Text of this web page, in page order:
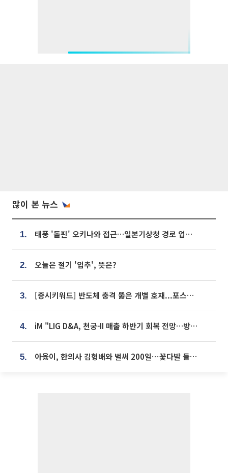
많이 본 뉴스
1. 태풍 '돌핀' 오키나와 접근…일본기상청 경로 업데이트
2. 오늘은 절기 '입추', 뜻은?
3. [증시키워드] 반도체 충격 뚫은 개별 호재...포스코퓨처엠·에코프로·한화솔루션 '눈길'
4. iM "LIG D&A, 천궁-II 매출 하반기 회복 전망…방산 톱픽 유지"
5. 아옳이, 한의사 김형배와 벌써 200일⋯꽃다발 들고 "프러포즈 아냐"